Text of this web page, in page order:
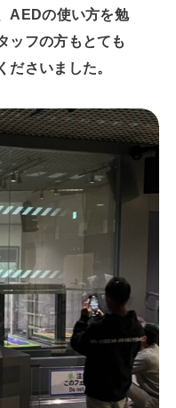
AEDの使い方を勉
ッフの方もとても
ださいました。